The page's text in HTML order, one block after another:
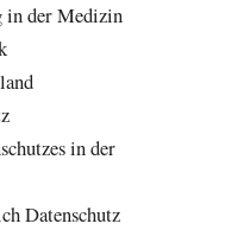
der Medizin
in der
Datenschutz